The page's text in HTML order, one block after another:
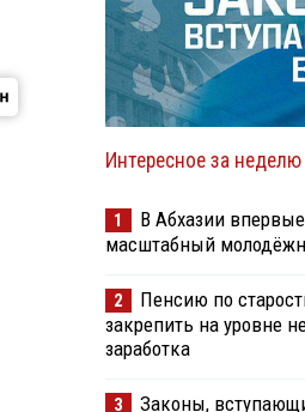
Интересное за неделю
1
В Абхазии
масштабный
2
Пенсию по
закрепить на уровне
заработка
3
Законы,